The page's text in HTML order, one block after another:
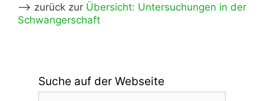
–> zurück zur Übersicht: Untersuchungen in der
Schwangerschaft
Suche auf der Webseite